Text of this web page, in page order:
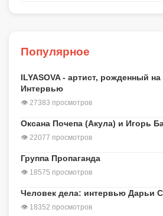
Популярное
ILYASOVA - артист, рожденный
Интервью
👁 27383 просмотров
Оксана Почепа (Акула) и Игорь
👁 22077 просмотров
Группа Пропаганда
👁 18575 просмотров
Человек дела: интервью Дарьи
👁 18352 просмотров